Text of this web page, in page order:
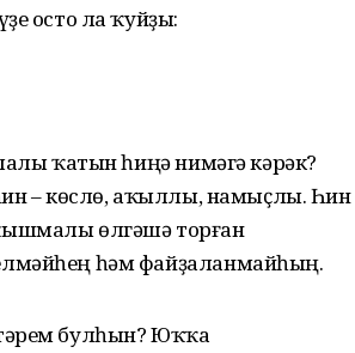
осто ла ҡуйҙы:
ҡатын һиңә нимәгә кәрәк?
– көслө, аҡыллы, намыҫлы. Һин
өлгәшә торған
һәм файҙаланмайһың.
булһын? Юҡҡа